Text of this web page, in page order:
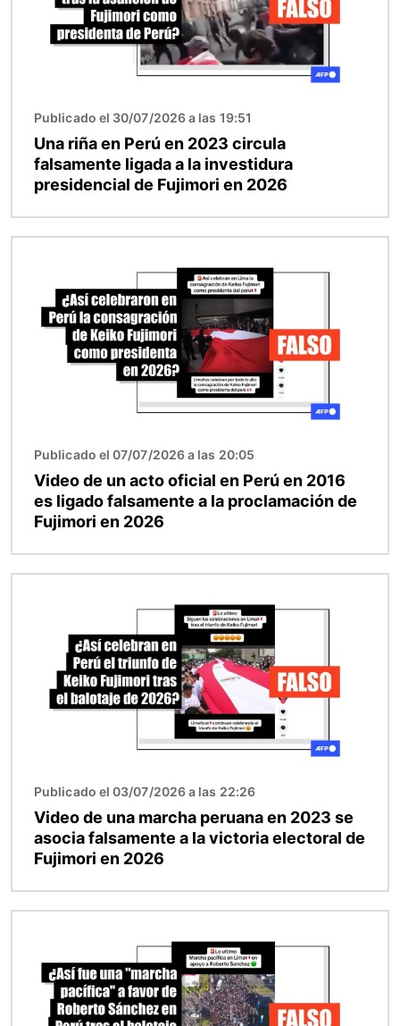
Publicado el 30/07/2026 a las 19:51
Una riña en Perú en 2023 circula
falsamente ligada a la investidura
presidencial de Fujimori en 2026
Publicado el 07/07/2026 a las 20:05
Video de un acto oficial en Perú en 2016
es ligado falsamente a la proclamación de
Fujimori en 2026
Publicado el 03/07/2026 a las 22:26
Video de una marcha peruana en 2023 se
asocia falsamente a la victoria electoral de
Fujimori en 2026